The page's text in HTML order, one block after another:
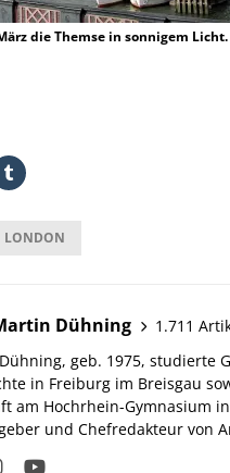
die Themse in sonnigem Licht.
LONDON
Dühning
1.711
geb. 1975, studierte
in Freiburg im Breisgau
am Hochrhein-Gymnasium
und Chefredakteur von